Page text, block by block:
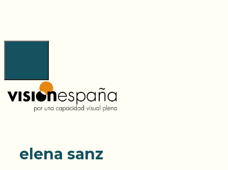
elena sanz